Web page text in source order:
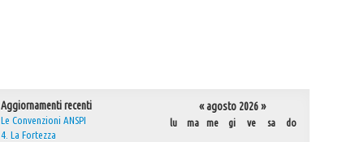
Aggiornamenti recenti
Le Convenzioni ANSPI
4. La Fortezza
«agosto 2026»
lu ma me gi ve sa do